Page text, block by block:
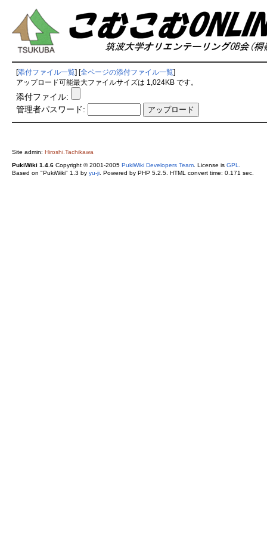
添付ファイル一覧 全ページの添付ファイル一覧
アップロード可能最大ファイルサイズは 1,024KB です。
添付ファイル:
管理者パスワード:
Site admin: Hiroshi.Tachikawa
PukiWiki 1.4.6Copyright © 2001-2005 PukiWiki Developers Team. License is GPL
Based on "PukiWiki" 1.3 by yu-ji. Powered by PHP 5.2.5. HTML convert time: 0.171 sec.